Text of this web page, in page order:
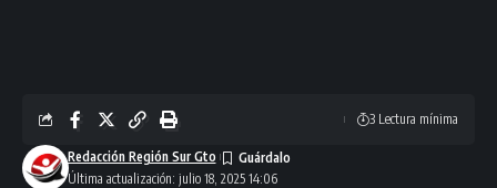
Última actualización: julio 18, 2025 14:06
Redacción Región Sur Gto
3 Lectura mínima